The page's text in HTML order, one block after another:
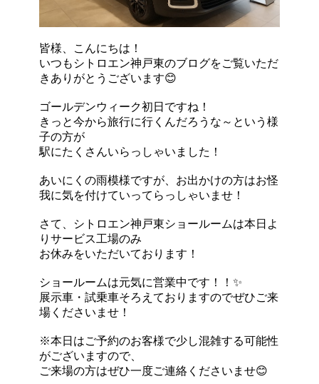
皆様、こんにちは！
いつもシトロエン神戸東のブログをご覧いただ
きありがとうございます😊
ゴールデンウィーク初日ですね！
きっと今から旅行に行くんだろうな～という様
子の方が
駅にたくさんいらっしゃいました！
あいにくの雨模様ですが、お出かけの方はお怪
我に気を付けていってらっしゃいませ！
さて、シトロエン神戸東ショールームは本日よ
りサービス工場のみ
お休みをいただいております！
ショールームは元気に営業中です！！✨
展示車・試乗車そろえておりますのでぜひご来
場くださいませ！
※本日はご予約のお客様で少し混雑する可能性
がございますので、
ご来場の方はぜひ一度ご連絡くださいませ😊